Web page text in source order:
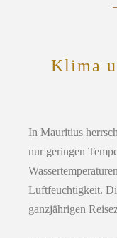
Klima
In Mauritius
nur geringen
Luftfeuchtigkeit.
ganzjährigen